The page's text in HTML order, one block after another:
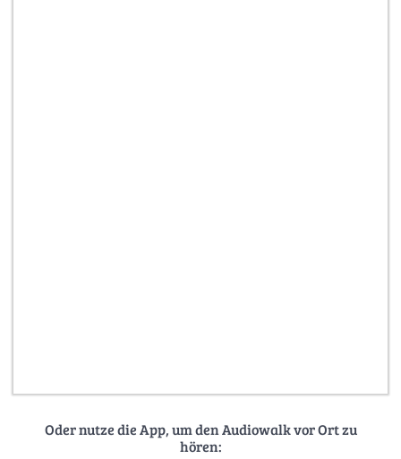
Oder nutze die App, um den Audiowalk vor Ort zu
hören: